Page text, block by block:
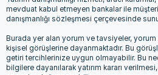
mevduat kabul etmeyen bankalar ile müşteri
danışmanlığı sözleşmesi çerçevesinde
Burada yer alan yorum ve tavsiyeler,
kişisel görüşlerine dayanmaktadır. Bu
getiri tercihlerinize uygun olmayabilir. Bu
bilgilere dayanılarak yatırım kararı